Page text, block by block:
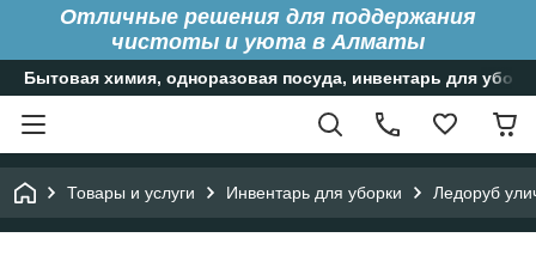
Отличные решения для поддержания
чистоты и уюта в Алматы
Бытовая химия, одноразовая посуда, инвентарь для
Товары и услуги Инвентарь для уборки Ледоруб